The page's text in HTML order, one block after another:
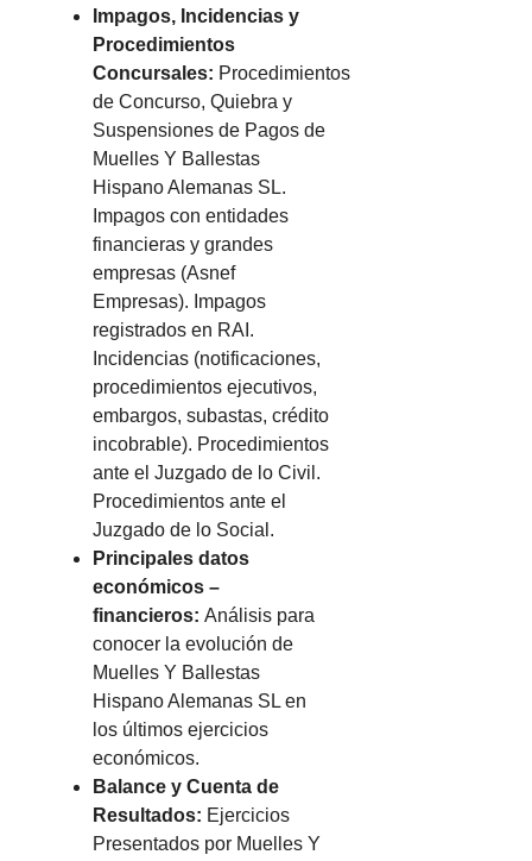
Impagos, Incidencias y
Procedimientos
Concursales: Procedimientos
de Concurso, Quiebra y
Suspensiones de Pagos de
Muelles Y Ballestas
Hispano Alemanas SL.
Impagos con entidades
financieras y grandes
empresas (Asnef
Empresas). Impagos
registrados en RAI.
Incidencias (notificaciones,
procedimientos ejecutivos,
embargos, subastas, crédito
incobrable). Procedimientos
ante el Juzgado de lo Civil.
Procedimientos ante el
Juzgado de lo Social.
Principales datos
económicos –
financieros: Análisis para
conocer la evolución de
Muelles Y Ballestas
Hispano Alemanas SL en
los últimos ejercicios
económicos.
Balance y Cuenta de
Resultados: Ejercicios
Presentados por Muelles Y